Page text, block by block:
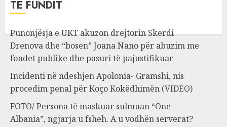
TË FUNDIT
Punonjësja e UKT akuzon drejtorin Skerdi
Drenova dhe “bosen” Joana Nano për abuzim me
fondet publike dhe pasuri të pajustifikuar
Incidenti në ndeshjen Apolonia- Gramshi, nis
procedim penal për Koço Kokëdhimën (VIDEO)
FOTO/ Persona të maskuar sulmuan “One
Albania”, ngjarja u fsheh. A u vodhën serverat?